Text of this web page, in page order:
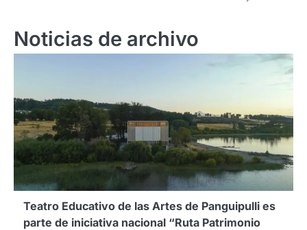
Noticias de archivo
Teatro Educativo de las Artes de Panguipulli es
parte de iniciativa nacional “Ruta Patrimonio